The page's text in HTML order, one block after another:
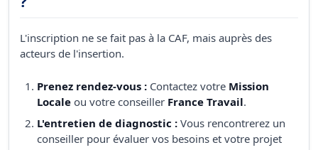
L'inscription ne se fait pas à la CAF, mais auprès des
acteurs de l'insertion.
Prenez rendez-vous : Contactez votre Mission
Locale ou votre conseiller France Travail.
L'entretien de diagnostic : Vous rencontrerez un
conseiller pour évaluer vos besoins et votre projet